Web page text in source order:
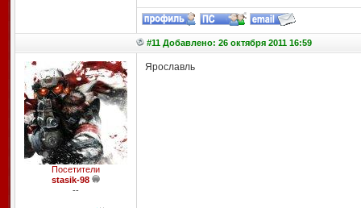
#11 Добавлено: 26 октября 2011 16:59
Посетители
stasik-98
--
Ярославль